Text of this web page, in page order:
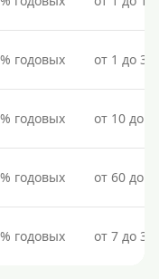
годовых от 1 до
годовых от 10 до
годовых от 60 до
годовых от 7 до